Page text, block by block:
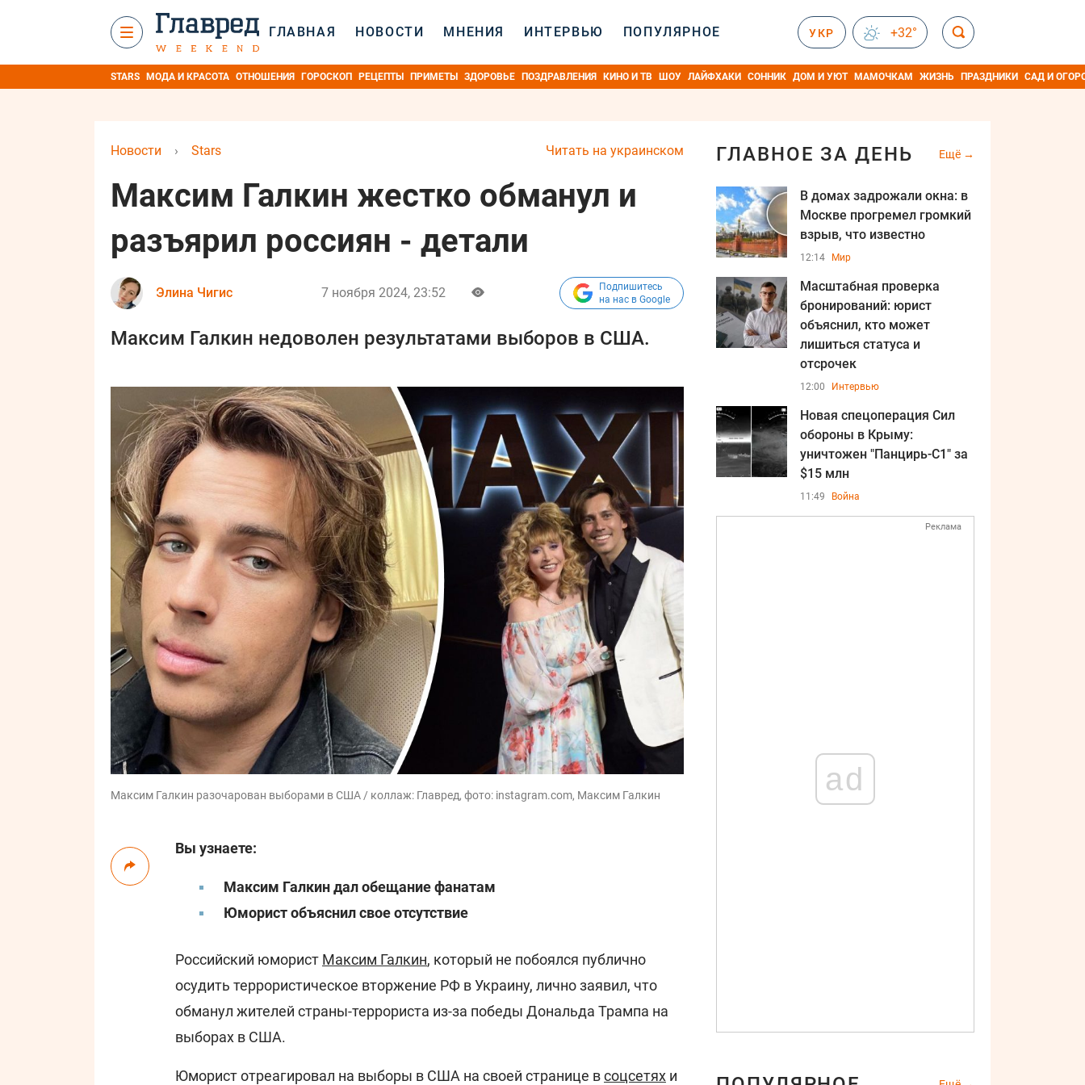
ГЛАВНАЯ НОВОСТИ МНЕНИЯ ИНТЕРВЬЮ ПОПУЛЯРНОЕ УКР +32°
STARS МОДА И КРАСОТА ОТНОШЕНИЯ ГОРОСКОП РЕЦЕПТЫ ПРИМЕТЫ ЗДОРОВЬЕ ПОЗДРАВЛЕНИЯ КИНО И ТВ ШОУ ЛАЙФХАКИ СОННИК ДОМ И УЮТ МАМОЧКАМ ЖИЗНЬ ПРАЗДНИКИ САД И
Читать на украинском
Новости › Stars
Максим Галкин жестко обманул и
разъярил россиян - детали
Элина Чигис 7 ноября 2024, 23:52
Подпишитесь
на нас в Google
Максим Галкин недоволен результатами выборов в США.
Максим Галкин разочарован выборами в США / коллаж: Главред, фото: instagram.com, Максим Галкин
Вы узнаете:
Максим Галкин дал обещание фанатам
Юморист объяснил свое отсутствие
Российский юморист Максим Галкин, который не побоялся публично
осудить террористическое вторжение РФ в Украину, лично заявил, что
обманул жителей страны-террориста из-за победы Дональда Трампа на
выборах в США.
Юморист отреагировал на выборы в США на своей странице всоцсетях и
ГЛАВНОЕ ЗА ДЕНЬ Ещё
В домах задрожали окна: в
Москве прогремел громкий
взрыв, что известно
12:14 Мир
Масштабная проверка
бронирований: юрист
объяснил, кто может
лишиться статуса и
отсрочек
12:00 Интервью
Новая спецоперация Сил
обороны в Крыму:
уничтожен "Панцирь-С1" за
$15 млн
11:49 Война
Реклама
ad